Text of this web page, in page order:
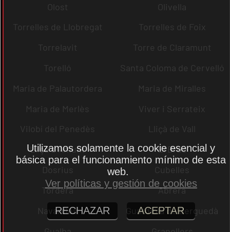
Olost
Olivella
Torrelles de Llobregat
Torrelles de Foix
Torrelavit
Torre de Claramunt
Torelló
Santa Coloma de Cervelló
Maria de Palautordera
Maria de Miralles
Maria de Merlès
Viver i Serrateix
Vilobí del Penedès
Lliçà de Vall
Lliçà d´Amunt
El Bruc
Dosrius
Cubelles
Tordera
Abrera
Navarcles
Guardiola de Berguedà
Utilizamos solamente la cookie esencial y
básica para el funcionamiento mínimo de esta
web.
Ver políticas y gestión de cookies
RECHAZAR ACEPTAR